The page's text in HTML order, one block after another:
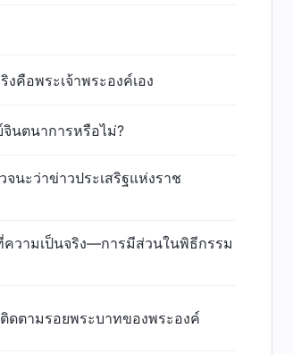
คือพระเจ้าพระองค์เอง
จินตนาการหรือไม่?
จนะว่าข่าวประเสริฐแห่งราช
วามเป็นจริง—การมีส่วนในพิธีกรรม
ดตามรอยพระบาทของพระองค์